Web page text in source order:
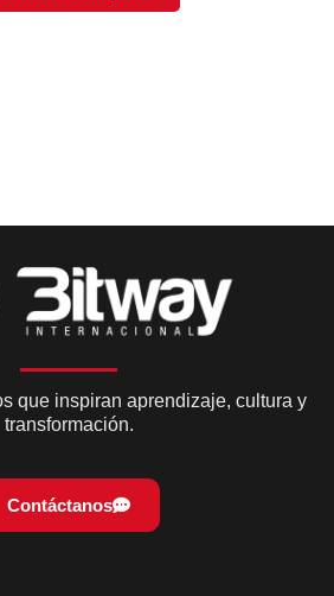
que inspiran aprendizaje, cultura y
transformación.
Contáctanos